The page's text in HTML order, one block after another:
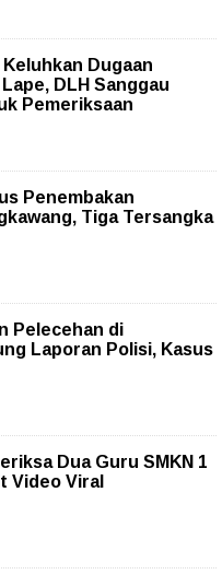
Dugaan
DLH Sanggau
Pemeriksaan
Penembakan
Tiga Tersangka
Pelecehan di
Laporan Polisi, Kasus
Dua Guru SMKN 1
Video Viral